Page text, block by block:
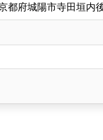
都府城陽市寺田垣内